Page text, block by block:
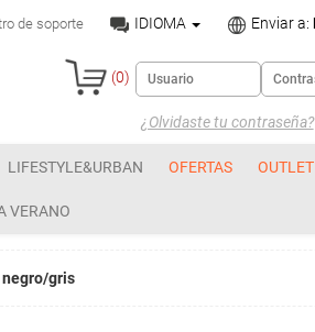
de soporte IDIOMA Enviar a:
(0)
¿Olvidaste tu contraseña?
LIFESTYLE&URBAN OFERTAS OUTLET
VERANO
negro/gris